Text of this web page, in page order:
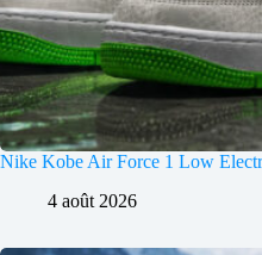
Nike Kobe Air Force 1 Low
4 août 2026